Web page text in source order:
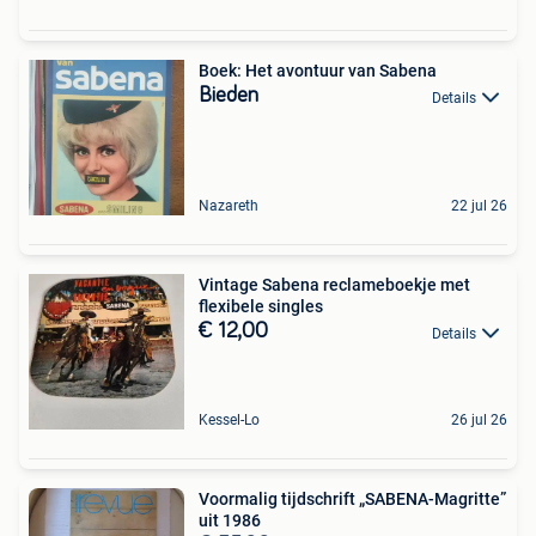
Boek: Het avontuur van Sabena
Bieden Details
Nazareth 22 jul 26
Vintage Sabena reclameboekje met
flexibele singles
€ 12,00 Details
Kessel-Lo 26 jul 26
Voormalig tijdschrift „SABENA-Magritte”
uit 1986